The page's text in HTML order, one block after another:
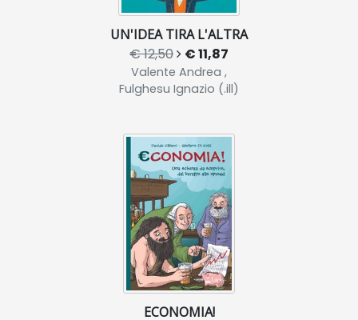
UN'IDEA TIRA L'ALTRA
€ 12,50 € 11,87
Valente Andrea ,
Fulghesu Ignazio (.ill)
ECONOMIA!